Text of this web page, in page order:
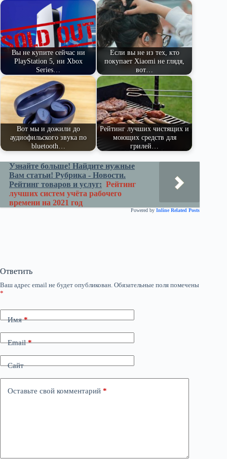
ss
ni
ki
t
pp
m
r
ви
ть
Вы не купите сейчас ни
PlayStation 5, ни Xbox
Series…
Если вы не из тех, кто
покупает Xiaomi не глядя,
вот…
Вот мы и дожили до
аудиофильского звука по
bluetooth…
Рейтинг лучших чистящих и
моющих средств для
грилей…
Узнайте больше! Найдите нужные
Вам статьи! Рубрика - Новости.
Рейтинг товаров и услуг: Рейтинг
лучших систем учёта рабочего
времени на 2021 год
Powered by Inline Related Posts
Ответить
Ваш адрес email не будет опубликован. Обязательные поля помечены
*
Имя*
Email*
Сайт
Оставьте свой комментарий *